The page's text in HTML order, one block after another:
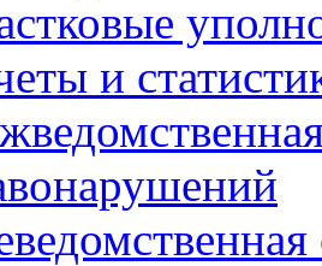
и